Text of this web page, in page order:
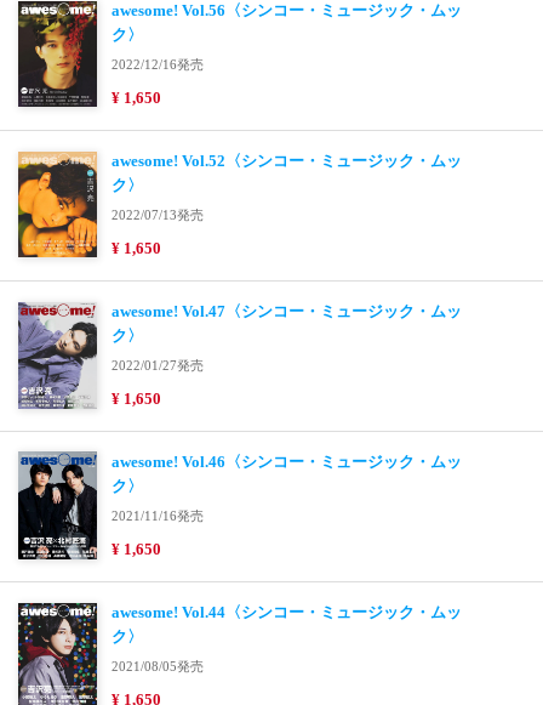
awesome! Vol.56〈シンコー・ミュージック・ムッ
ク〉
2022/12/16発売
¥ 1,650
awesome! Vol.52〈シンコー・ミュージック・ムッ
ク〉
2022/07/13発売
¥ 1,650
awesome! Vol.47〈シンコー・ミュージック・ムッ
ク〉
2022/01/27発売
¥ 1,650
awesome! Vol.46〈シンコー・ミュージック・ムッ
ク〉
2021/11/16発売
¥ 1,650
awesome! Vol.44〈シンコー・ミュージック・ムッ
ク〉
2021/08/05発売
¥ 1,650